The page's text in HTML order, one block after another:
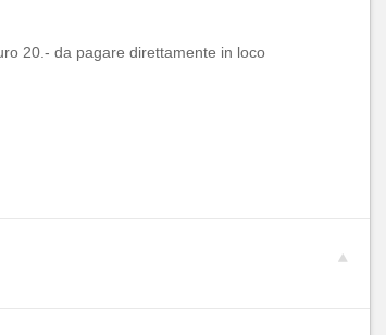
20.- da pagare direttamente in loco